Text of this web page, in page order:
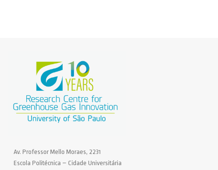
Av. Professor Mello Moraes, 2231
Escola Politécnica – Cidade Universitária